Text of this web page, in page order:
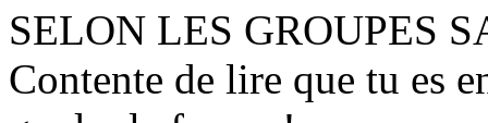
SELON LES GROUPES
Contente de lire que tu es